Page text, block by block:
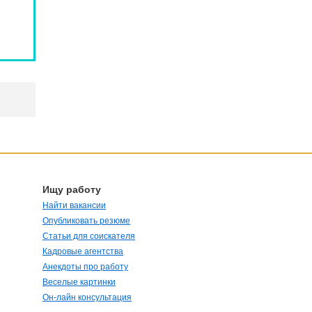
Ищу работу
Найти вакансии
Опубликовать резюме
Статьи для соискателя
Кадровые агентства
Анекдоты про работу
Веселые картинки
Он-лайн консультация